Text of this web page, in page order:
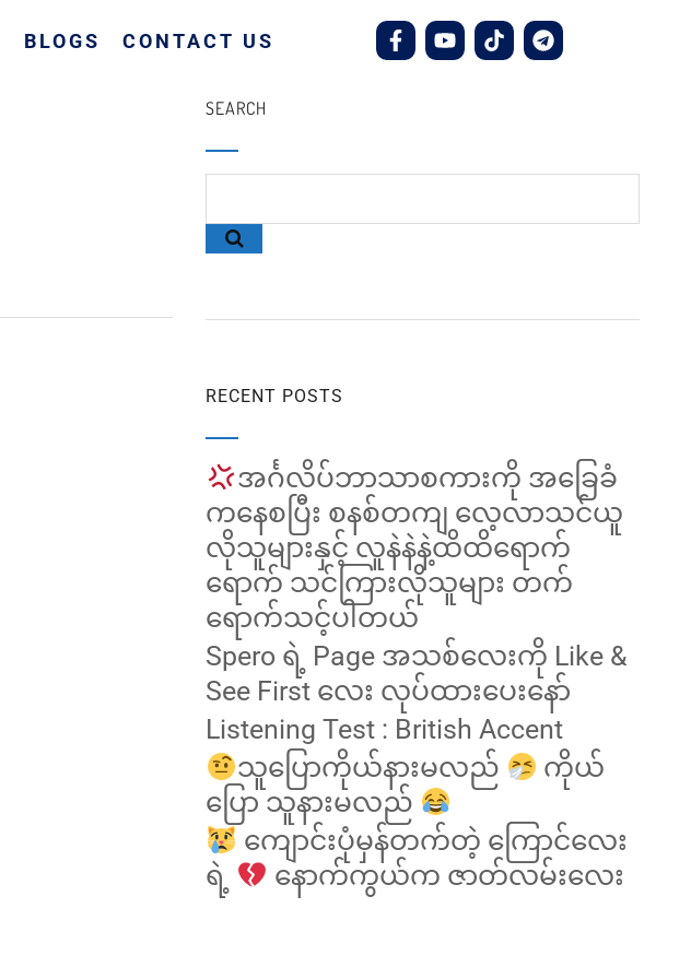
BLOGS CONTACT US
SEARCH
RECENT POSTS
အင်္ဂလိပ်ဘာသာစကားကို အခြေခံ
ကနေစပြီး စနစ်တကျ လေ့လာသင်ယူ
လိုသူများနှင့် လူနဲနဲနဲ့ထိထိရောက်
ရောက် သင်ကြားလိုသူများ တက်
ရောက်သင့်ပါတယ်
Spero ရဲ့ Page အသစ်လေးကို Like &
See First လေး လုပ်ထားပေးနော်
Listening Test : British Accent
သူပြောကိုယ်နားမလည်
ကိုယ်
ပြော သူနားမလည်
ကျောင်းပုံမှန်တက်တဲ့ ကြောင်လေး
ရဲ့
နောက်ကွယ်က ဇာတ်လမ်းလေး